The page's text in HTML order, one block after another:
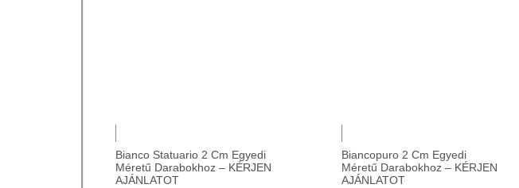
Bianco Statuario 2 Cm Egyedi
Méretű Darabokhoz – KÉRJEN
AJÁNLATOT
Biancopuro 2 Cm Egyedi
Méretű Darabokhoz – KÉRJEN
AJÁNLATOT